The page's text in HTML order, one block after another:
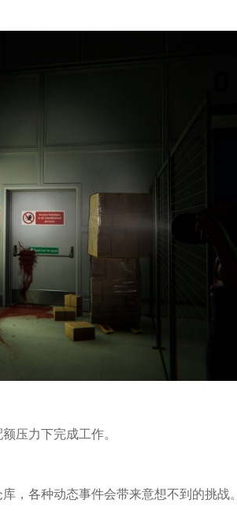
压力下完成工作。
，各种动态事件会带来意想不到的挑战。